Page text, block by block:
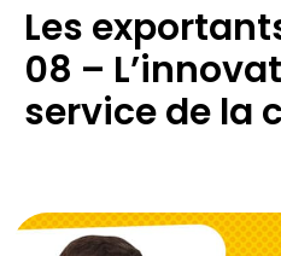
Les
08 –
service de la